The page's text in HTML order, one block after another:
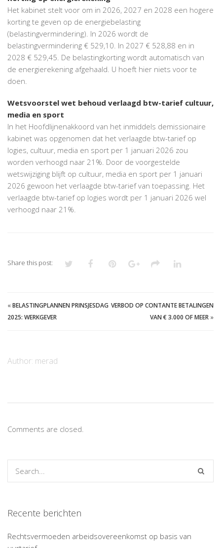
Het kabinet stelt voor om in 2026, 2027 en 2028 een hogere
korting te geven op de energiebelasting
(belastingvermindering). In 2026 wordt de
belastingvermindering € 529,10. In 2027 € 528,88 en in
2028 € 529,45. De belastingkorting wordt automatisch van
de energierekening afgehaald. U hoeft hier niets voor te
doen.
Wetsvoorstel wet behoud verlaagd btw-tarief cultuur,
media en sport
In het Hoofdlijnenakkoord van het inmiddels demissionaire
kabinet was opgenomen dat het verlaagde btw-tarief op
logies, cultuur, media en sport per 1 januari 2026 zou
worden verhoogd naar 21%. Door de voorgestelde
wetswijziging blijft op cultuur, media en sport per 1 januari
2026 gewoon het verlaagde btw-tarief van toepassing. Het
verlaagde btw-tarief op logies wordt per 1 januari 2026 wel
verhoogd naar 21%.
Share this post:
«BELASTINGPLANNEN PRINSJESDAG
2025: WERKGEVER
VERBOD OP CONTANTE BETALINGEN
VAN € 3.000 OF MEER »
Author: merad
Comments are closed.
Recente berichten
Rechtsvermoeden arbeidsovereenkomst op basis van